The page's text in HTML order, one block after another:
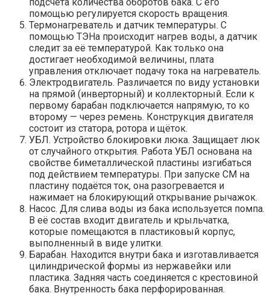
помощью регулируется скорость вращения.
Термонагреватель и датчик температуры. С
помощью ТЭНа происходит нагрев воды, а датчик
следит за её температурой. Как только она
достигает необходимой величины, плата
управления отключает подачу тока на нагреватель.
Электродвигатель. Различается по виду установки
на прямой (инверторный) и коллекторный. Если к
первому барабан подключается напрямую, то ко
второму — через ремень. Конструкция двигателя
состоит из статора, ротора и щёток.
УБЛ. Устройство блокировки люка. Защищает люк
от случайного открытия. Работа УБЛ основана на
свойстве биметаллической пластины изгибаться
под действием температуры. При запуске СМ на
пластину подаётся ток, она разогревается и
нажимает на блокирующий открывание рычажок.
Насос. Для слива воды из бака используется помпа.
В её состав входит двигатель и крыльчатка,
которые помещаются в пластиковый корпус,
выполненный в виде улитки.
Барабан. Находится внутри бака и изготавливается
цилиндрической формы из нержавейки или
пластика. Задняя часть соединяется с крестовиной
бака. Внутренность бака перфорированная.